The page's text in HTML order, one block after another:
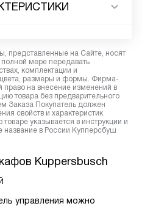
представленные на Сайте, носят
полной мере передавать
комплектации и
цвета, размеры и формы. Фирма-
право на внесение изменений в
товара без предварительного
Заказа Покупатель должен
свойств и характеристик
указывается в инструкции и
название в России Купперсбуш
Kuppersbusch
управления можно